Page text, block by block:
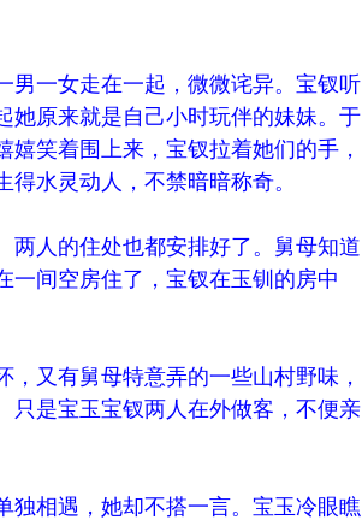
男一女走在一起，微微诧异。宝钗听
她原来就是自己小时玩伴的妹妹。于
笑着围上来，宝钗拉着她们的手，
水灵动人，不禁暗暗称奇。
两人的住处也都安排好了。舅母知道
一间空房住了，宝钗在玉钏的房中
又有舅母特意弄的一些山村野味，
只是宝玉宝钗两人在外做客，不便亲
独相遇，她却不搭一言。宝玉冷眼瞧